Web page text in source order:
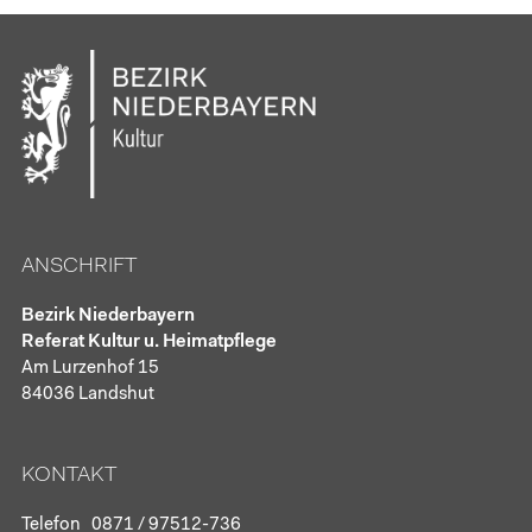
ANSCHRIFT
Bezirk Niederbayern
Referat Kultur u. Heimatpflege
Am Lurzenhof 15
84036 Landshut
KONTAKT
Telefon 0871 / 97512-736